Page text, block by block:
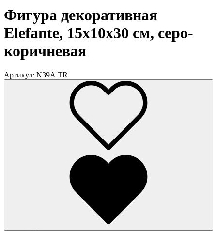
Фигура декоративная
Elefante, 15x10x30 см, серо-
коричневая
Артикул: N39A.TR